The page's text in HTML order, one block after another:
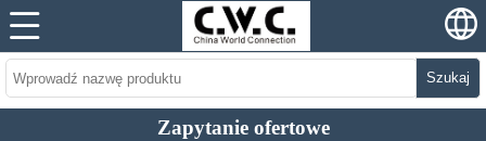
Szukaj
Zapytanie ofertowe